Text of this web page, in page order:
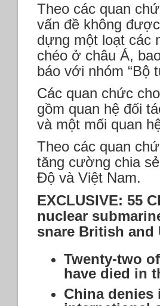
Theo các quan
vấn đề không
dựng một loạt các
chéo ở châu Á,
báo với nhóm “Bộ
Các quan chức
gồm quan hệ đối
và một mối quan
Theo các quan
tăng cường chia
Độ và Việt Nam.
EXCLUSIVE: 55
nuclear
snare British and
Twenty-two
have died in
China denies